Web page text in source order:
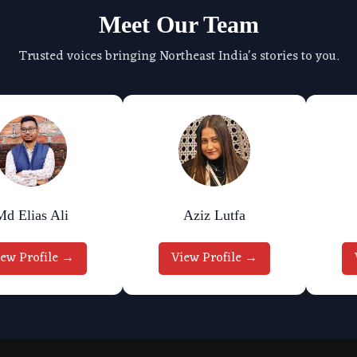
Meet Our Team
Trusted voices bringing Northeast India's stories to you.
Elias Ali
Profile →
Aziz Lutfa
View Profile →